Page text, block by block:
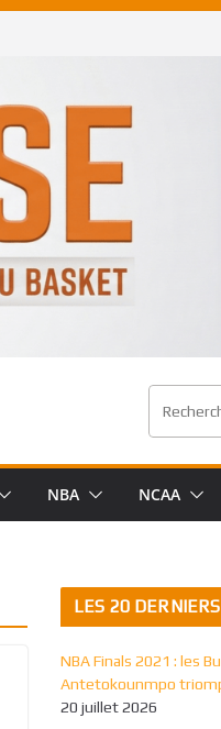
NBA NCAA
LES 20
NBA Finals 2021 : les
Antetokounmpo
20 juillet 2026